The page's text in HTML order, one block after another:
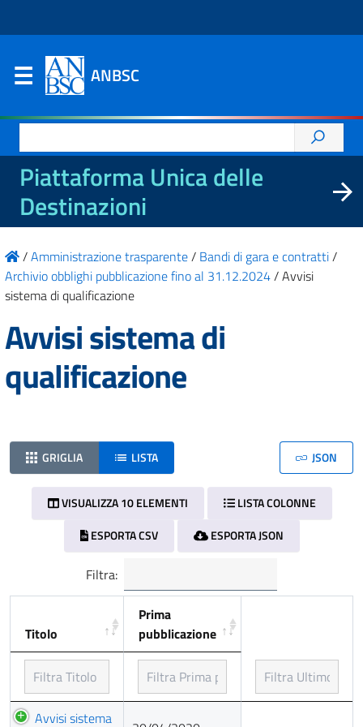
ANBSC
per:
Piattaforma Unica delle
Destinazioni
/Amministrazione trasparente/ Bandi di gara e contratti/
Archivio obblighi pubblicazione fino al 31.12.2024/Avvisi
sistema di qualificazione
Avvisi sistema di
qualificazione
GRIGLIA LISTA JSON
VISUALIZZA 10 ELEMENTI
LISTA COLONNE
ESPORTA CSV
ESPORTA JSON
Filtra:
Titolo
Prima
pubblicazione
Titolo
Avvisi sistema